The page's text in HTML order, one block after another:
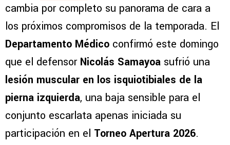
cambia por completo su panorama de cara a
los próximos compromisos de la temporada. El
Departamento Médico confirmó este domingo
que el defensor Nicolás Samayoa sufrió una
lesión muscular en los isquiotibiales de la
pierna izquierda, una baja sensible para el
conjunto escarlata apenas iniciada su
participación en el Torneo Apertura 2026.